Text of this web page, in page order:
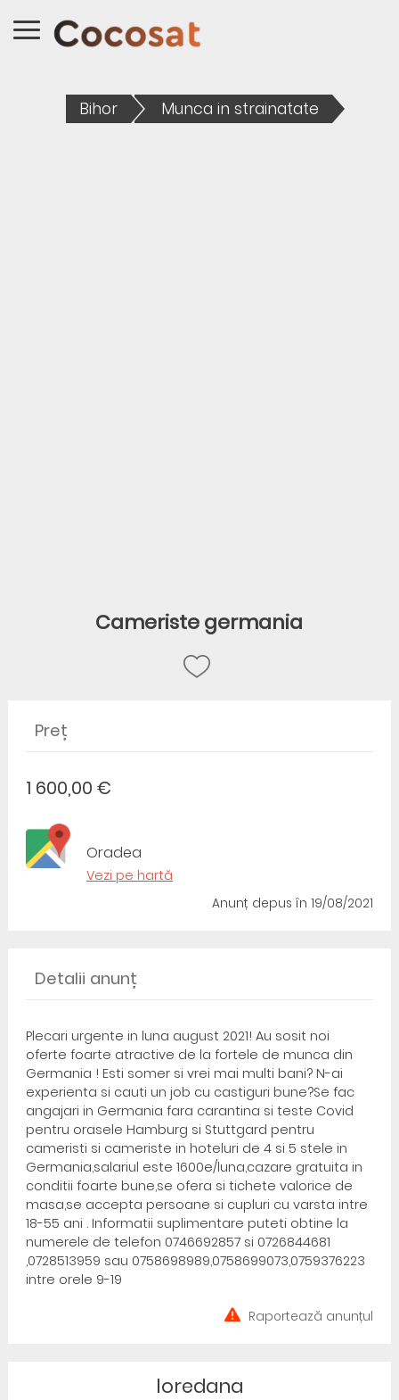
Bihor Munca in strainatate
Cameriste germania
Preț
1 600,00 €
Oradea
Vezi pe hartă
Anunț depusîn 19/08/2021
Detalii anunț
Plecari urgente in luna august 2021! Au sosit noi
oferte foarte atractive de la fortele de munca din
Germania ! Esti somer si vrei mai multi bani? N-ai
experienta si cauti un job cu castiguri bune?Se fac
angajari in Germania fara carantina si teste Covid
pentru orasele Hamburg si Stuttgard pentru
cameristi si cameriste in hoteluri de 4 si 5 stele in
Germania,salariul este 1600e/luna,cazare gratuita in
conditii foarte bune,se ofera si tichete valorice de
masa,se accepta persoane si cupluri cu varsta intre
18-55 ani . Informatii suplimentare puteti obtine la
numerele de telefon 0746692857 si 0726844681
,0728513959 sau 0758698989,0758699073,0759376223
intre orele 9-19
Raportează anunțul
loredana